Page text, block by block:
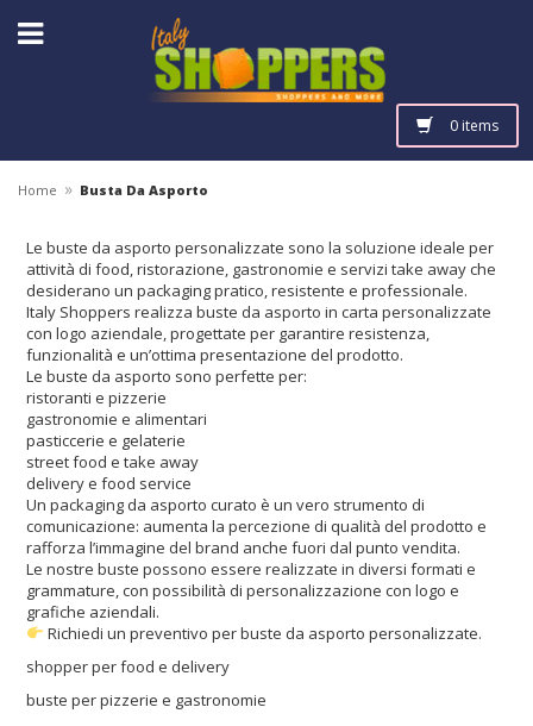
0 items
Home » Busta Da Asporto
Le buste da asporto personalizzate sono la soluzione ideale per
attività di food, ristorazione, gastronomie e servizi take away che
desiderano un packaging pratico, resistente e professionale.
Italy Shoppers⁠ realizza buste da asporto in carta personalizzate
con logo aziendale, progettate per garantire resistenza,
funzionalità e un’ottima presentazione del prodotto.
Le buste da asporto sono perfette per:
ristoranti e pizzerie
gastronomie e alimentari
pasticcerie e gelaterie
street food e take away
delivery e food service
Un packaging da asporto curato è un vero strumento di
comunicazione: aumenta la percezione di qualità del prodotto e
rafforza l’immagine del brand anche fuori dal punto vendita.
Le nostre buste possono essere realizzate in diversi formati e
grammature, con possibilità di personalizzazione con logo e
grafiche aziendali.
Richiedi un preventivo per buste da asporto personalizzate.
shopper per food e delivery
buste per pizzerie e gastronomie